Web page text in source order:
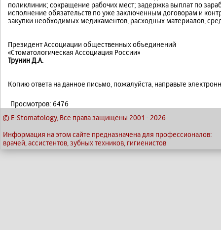
поликлиник; сокращение рабочих мест; задержка выплат по
исполнение обязательств по уже заключенным договорам и
закупки необходимых медикаментов, расходных материалов,
Президент Ассоциации общественных объединений
«Стоматологическая Ассоциация России»
Трунин Д.А.
Копию ответа на данное письмо, пожалуйста, направьте
Просмотров: 6476
© E-Stomatology, Все права защищены 2001 - 2026
Информация на этом сайте предназначена для профессионалов:
врачей, ассистентов, зубных техников, гигиенистов